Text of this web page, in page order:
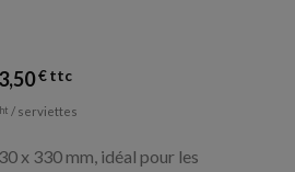
3,50€
/ serviettes
x 330 mm, idéal pour les